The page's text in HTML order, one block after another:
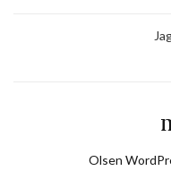
Olsen